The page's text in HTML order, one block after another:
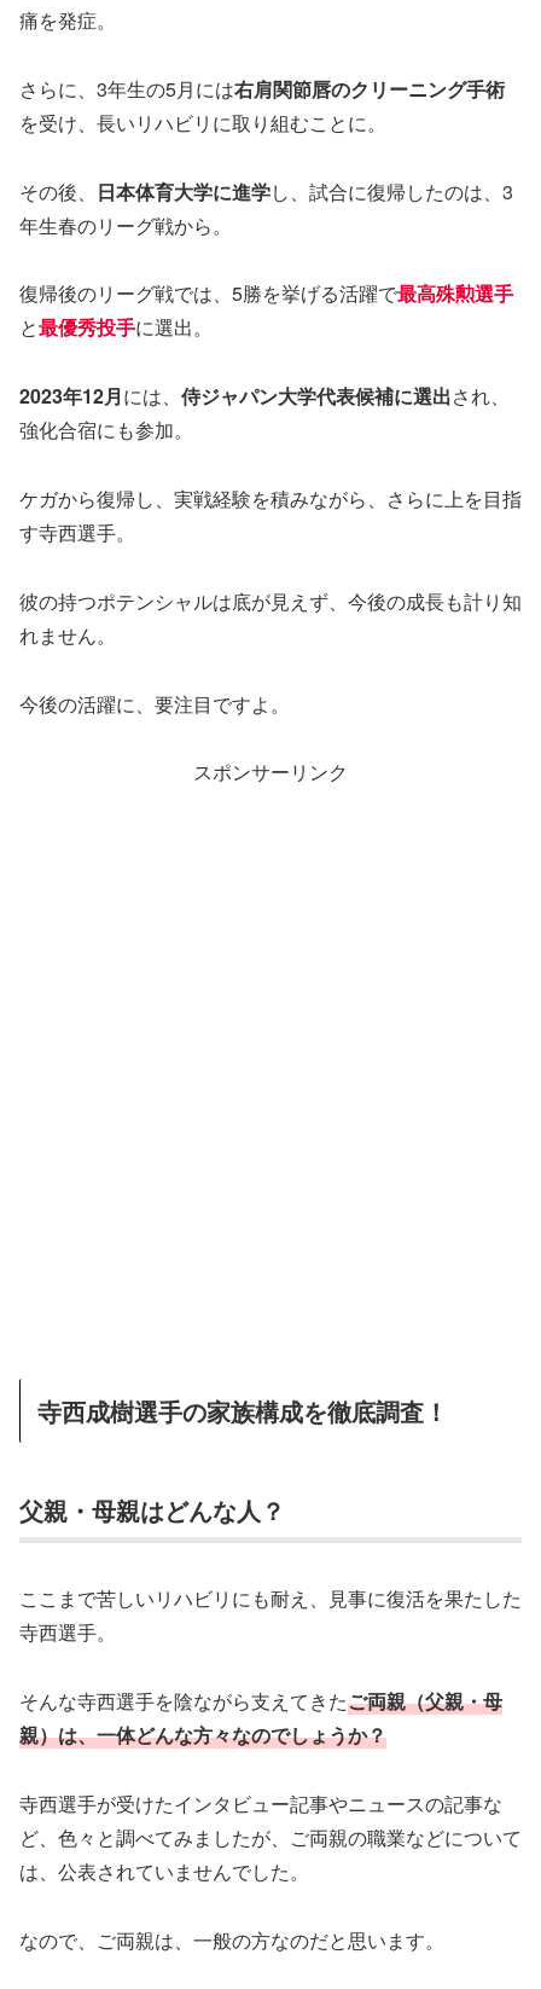
痛を発症。
さらに、3年生の5月には右肩関節唇のクリーニング手術
を受け、長いリハビリに取り組むことに。
その後、 日本体育大学に進学し、試合に復帰したのは、3
年生春のリーグ戦から。
復帰後のリーグ戦では、5勝を挙げる活躍で最高殊勲選手
と最優秀投手に選出。
2023年12月には、 侍ジャパン大学代表候補に選出され、
強化合宿にも参加。
ケガから復帰し、実戦経験を積みながら、さらに上を目指
す寺西選手。
彼の持つポテンシャルは底が見えず、今後の成長も計り知
れません。
今後の活躍に、要注目ですよ。
スポンサーリンク
寺西成樹選手の家族構成を徹底調査！
父親・母親はどんな人？
ここまで苦しいリハビリにも耐え、見事に復活を果たした
寺西選手。
そんな寺西選手を陰ながら支えてきたご両親（父親・母
親）は、一体どんな方々なのでしょうか？
寺西選手が受けたインタビュー記事やニュースの記事な
ど、色々と調べてみましたが、ご両親の職業などについて
は、公表されていませんでした。
なので、ご両親は、一般の方なのだと思います。